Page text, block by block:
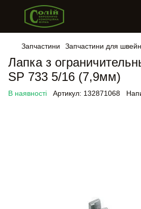
Запчастини Запчастини для
Лапка з
SP 733 5/16 (7,9мм)
В наявності Артикул: 132871068